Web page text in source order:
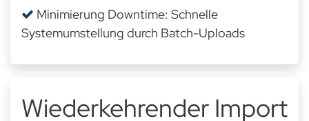
Minimierung Downtime: Schnelle
Systemumstellung durch Batch-Uploads
Wiederkehrender Import